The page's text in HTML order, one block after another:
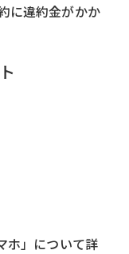
に違約金がかか
ホ」について詳